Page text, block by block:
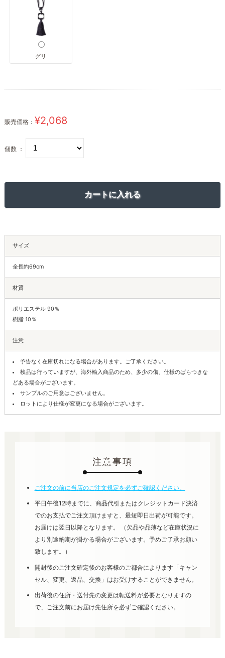
グリ
販売価格： ¥2,068
個数 ：
サイズ
全長約69cm
材質
ポリエステル 90％
樹脂 10％
注意
予告なく在庫切れになる場合があります。ご了承ください。
検品は行っていますが、海外輸入商品のため、多少の傷、仕様のばらつきな
どある場合がございます。
サンプルのご用意はございません。
ロットにより仕様が変更になる場合がございます。
注意事項
ご注文の前に当店のご注文規定を必ずご確認ください。
平日午後12時までに、商品代引またはクレジットカード決済
でのお支払でご注文頂けますと、最短即日出荷が可能です。
お届けは翌日以降となります。 （欠品や品薄など在庫状況に
より別途納期が掛かる場合がございます。予めご了承お願い
致します。）
開封後のご注文確定後のお客様のご都合によります「キャン
セル、変更、返品、交換」はお受けすることができません。
出荷後の住所・送付先の変更は転送料が必要となりますの
で、ご注文前にお届け先住所を必ずご確認ください。